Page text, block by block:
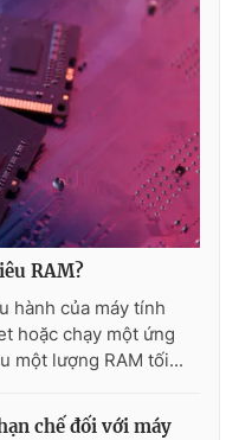
RAM?
hành của máy tính
hoặc chạy một ứng
một lượng RAM tối...
chế đối với máy